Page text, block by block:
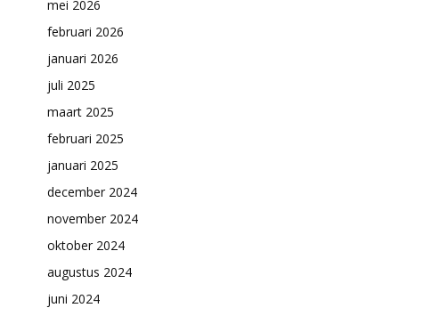
mei 2026
februari 2026
januari 2026
juli 2025
maart 2025
februari 2025
januari 2025
december 2024
november 2024
oktober 2024
augustus 2024
juni 2024